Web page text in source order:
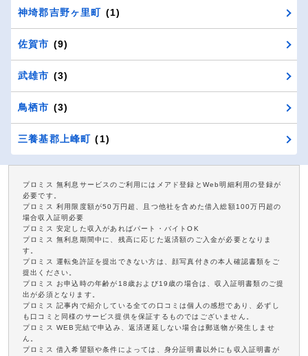
神埼郡吉野ヶ里町 (1)
佐賀市 (9)
武雄市 (3)
鳥栖市 (3)
三養基郡上峰町 (1)
プロミス 無利息サービスのご利用にはメアド登録とWeb明細利用の登録が
必要です。
プロミス 利用限度額が50万円超、且つ他社を含めた借入総額100万円超の
場合収入証明必要
プロミス 安定した収入があればパート・バイトOK
プロミス 無利息期間中に、残高に応じた返済額のご入金が必要となりま
す。
プロミス 運転免許証を提出できない方は、顔写真付きの本人確認書類をご
提出ください。
プロミス お申込時の年齢が18歳および19歳の場合は、収入証明書類のご提
出が必須となります。
プロミス 記事内で紹介している全ての口コミは個人の感想であり、必ずし
も口コミと同様のサービス提供を保証するものではございません。
プロミス WEB完結で申込み、返済遅延しない場合は郵送物が発生しませ
ん。
プロミス 借入希望額や条件によっては、身分証明書以外にも収入証明書が